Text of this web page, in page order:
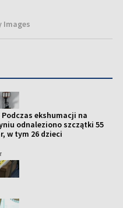
Images
Podczas ekshumacji na
odnaleziono szczątki 55
w tym 26 dzieci